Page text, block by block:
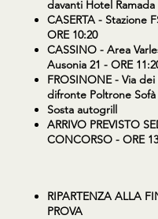
davanti Hotel Ramada
CASERTA - Stazione
ORE 10:20
CASSINO - Area
Ausonia 21 - ORE
FROSINONE- Via dei
difronte Poltrone Sofà
Sosta autogrill
ARRIVO PREVISTO
CONCORSO - ORE
RIPARTENZA ALLA
PROVA